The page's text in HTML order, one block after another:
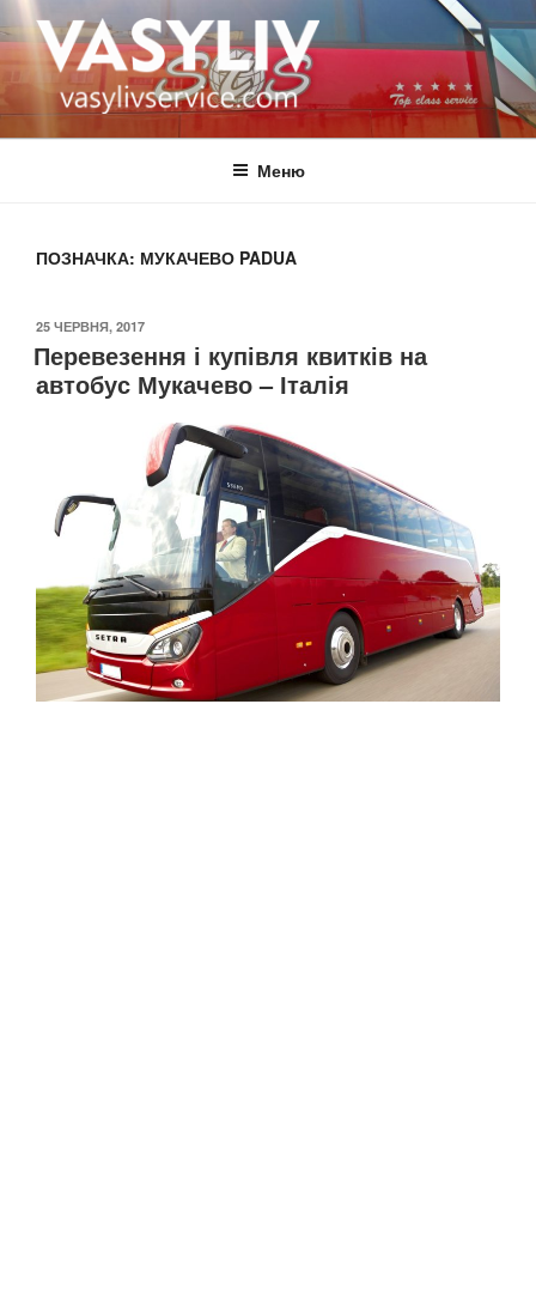
Перейти
до
вмісту
ВАСИЛІВ
автобус Україна Італія
Меню
ПОЗНАЧКА: МУКАЧЕВО PADUA
ОПУБЛІКОВАНО
25 ЧЕРВНЯ, 2017
Перевезення і купівля квитків на
автобус Мукачево – Італія